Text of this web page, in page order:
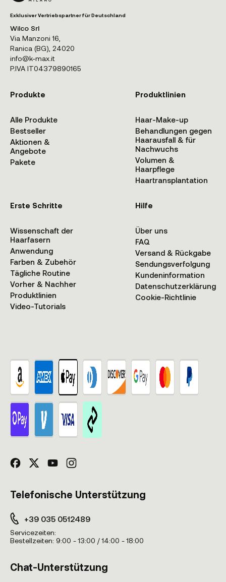
Exklusiver Vertriebspartner für Deutschland
Wilco Srl
Via Manzoni 16,
Ranica (BG), 24020
info@k-max.it
P.IVA IT04379890165
Produkte
Alle Produkte
Bestseller
Aktionen &
Angebote
Pakete
Produktlinien
Haar-Make-up
Behandlungen gegen
Haarausfall & für
Nachwuchs
Volumen &
Haarpflege
Haartransplantation
Erste Schritte
Wissenschaft der
Haarfasern
Anwendung
Farben & Zubehör
Tägliche Routine
Vorher & Nachher
Produktlinien
Video-Tutorials
Hilfe
Über uns
FAQ
Versand & Rückgabe
Sendungsverfolgung
Kundeninformation
Datenschutzerklärung
Cookie-Richtlinie
Telefonische Unterstützung
+39 035 0512489
Servicezeiten:
Bestellzeiten: 9:00 - 13:00 / 14:00 - 18:00
Chat-Unterstützung